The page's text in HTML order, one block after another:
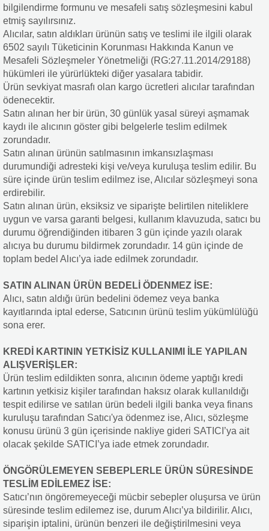
bilgilendirme formunu ve mesafeli satış sözleşmesini kabul
etmiş sayılırsınız.
Alıcılar, satın aldıkları ürünün satış ve teslimi ile ilgili olarak
6502 sayılı Tüketicinin Korunması Hakkında Kanun ve
Mesafeli Sözleşmeler Yönetmeliği (RG:27.11.2014/29188)
hükümleri ile yürürlükteki diğer yasalara tabidir.
Ürün sevkiyat masrafı olan kargo ücretleri alıcılar tarafından
ödenecektir.
Satın alınan her bir ürün, 30 günlük yasal süreyi aşmamak
kaydı ile alıcının göster gibi belgelerle teslim edilmek
zorundadır.
Satın alınan ürünün satılmasının imkansızlaşması
durumundiği adresteki kişi ve/veya kuruluşa teslim edilir. Bu
süre içinde ürün teslim edilmez ise, Alıcılar sözleşmeyi sona
erdirebilir.
Satın alınan ürün, eksiksiz ve siparişte belirtilen niteliklere
uygun ve varsa garanti belgesi, kullanım klavuzuda, satıcı bu
durumu öğrendiğinden itibaren 3 gün içinde yazılı olarak
alıcıya bu durumu bildirmek zorundadır. 14 gün içinde de
toplam bedel Alıcı’ya iade edilmek zorundadır.
SATIN ALINAN ÜRÜN BEDELİ ÖDENMEZ İSE:
Alıcı, satın aldığı ürün bedelini ödemez veya banka
kayıtlarında iptal ederse, Satıcının ürünü teslim yükümlülüğü
sona erer.
KREDİ KARTININ YETKİSİZ KULLANIMI İLE YAPILAN
ALIŞVERİŞLER:
Ürün teslim edildikten sonra, alıcının ödeme yaptığı kredi
kartının yetkisiz kişiler tarafından haksız olarak kullanıldığı
tespit edilirse ve satılan ürün bedeli ilgili banka veya finans
kuruluşu tarafından Satıcı'ya ödenmez ise, Alıcı, sözleşme
konusu ürünü 3 gün içerisinde nakliye gideri SATICI’ya ait
olacak şekilde SATICI’ya iade etmek zorundadır.
ÖNGÖRÜLEMEYEN SEBEPLERLE ÜRÜN SÜRESİNDE
TESLİM EDİLEMEZ İSE:
Satıcı’nın öngöremeyeceği mücbir sebepler oluşursa ve ürün
süresinde teslim edilemez ise, durum Alıcı’ya bildirilir. Alıcı,
siparişin iptalini, ürünün benzeri ile değiştirilmesini veya